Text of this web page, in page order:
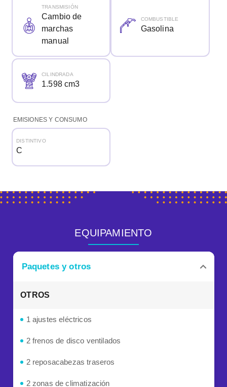
TRANSMISIÓN
Cambio de
marchas
manual
COMBUSTIBLE
Gasolina
CILINDRADA
1.598 cm3
EMISIONES Y CONSUMO
DISTINTIVO
C
EQUIPAMIENTO
Paquetes y otros
OTROS
1 ajustes eléctricos
2 frenos de disco ventilados
2 reposacabezas traseros
2 zonas de climatización